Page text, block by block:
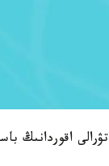
اقوردانىڭ